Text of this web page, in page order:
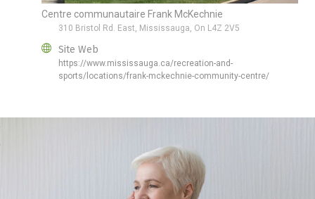
Centre communautaire Frank McKechnie
310 Bristol Rd. East, Mississauga, On L4Z 2V5
Site Web
https://www.mississauga.ca/recreation-and-
sports/locations/frank-mckechnie-community-centre/